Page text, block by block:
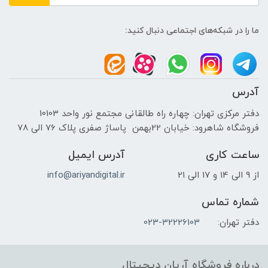
---
نوع حافظه داخلی
1TB M2 NVMe PCIe SSD
سازنده پردازنده گرافیکی
NVIDIA
ما را در شبکه‌های اجتماعی دنبال کنید:
آدرس
دفتر مرکزی تهران: چهاره راه طالقانی مجتمع نور واحد 10103
فروشگاه شاهرود: خیابان 22بهمن پاساژ صفری پلاک 76 الی 78
ساعت کاری
از 9 الی 14 و 17 الی 21
آدرس ایمیل
info@ariyandigital.ir
شماره تماس
دفتر تهران: 023-32226103